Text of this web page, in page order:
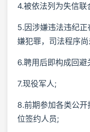
4.被依法列为失信联
5.因涉嫌违法违纪
嫌犯罪，司法程序
6.聘用后即构成回避
7.现役军人;
8.前期参加各类公
位签约人员;